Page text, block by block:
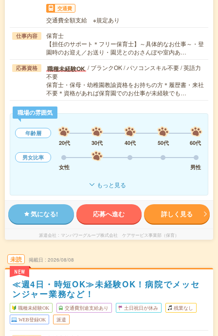
交通費
交通費全額支給 ※規定あり
仕事内容
保育士
【担任のサポート＊フリー保育士】～具体的なお仕事～・登
園時のお迎え／お送り・園児とのおさんぽや室内あ…
応募資格 職種未経験OK / ブランクOK / パソコンスキル不要 / 英語力
不要
保育士・保母・幼稚園教諭資格をお持ちの方＊履歴書・来社
不要＊資格があれば保育園でのお仕事が未経験でも…
職場の雰囲気
年齢層
20代
30代 40代 50代
60代
男女比率
女性
男性
もっと見る
気になる! 応募へ進む 詳しく見る
派遣会社 マンパワーグループ株式会社 ケアサービス事業部（保育）
未読
NEW
掲載日 2026/08/08
≪週4日・時短OK≫未経験OK！病院でメッセ
ンジャー業務など！
職種未経験OK 交通費別途支給あり 土日祝日が休み 残業なし
WEB登録OK 派遣